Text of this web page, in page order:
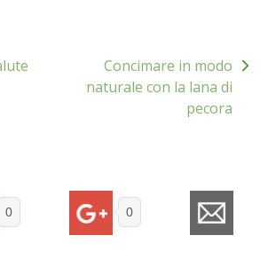
Concimare in modo
naturale con la lana di
pecora
0 0